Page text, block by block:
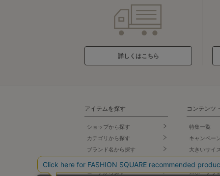
詳しくはこちら
アイテムを探す
ショップから探す
カテゴリから探す
ブランド名 から探す
テイストから探す
コーデから探す
コンテンツ
特集一覧
キャンペー
大きいサイ
スポーツウ